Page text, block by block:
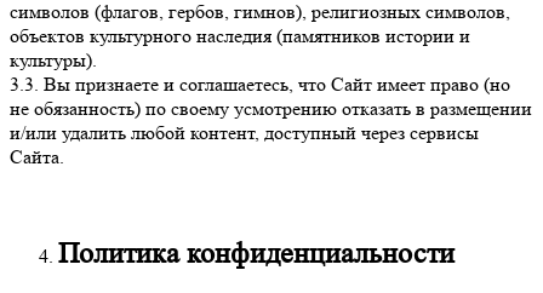
символов (флагов, гербов, гимнов), религиозных символов,
объектов культурного наследия (памятников истории и
культуры).
3.3. Вы признаете и соглашаетесь, что Сайт имеет право (но
не обязанность) по своему усмотрению отказать в размещении
и/или удалить любой контент, доступный через сервисы
Сайта.
Политика конфиденциальности